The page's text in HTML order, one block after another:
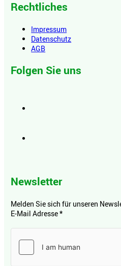
Rechtliches
Impressum
Datenschutz
AGB
Folgen Sie uns
Newsletter
Melden Sie sich für unseren
E-Mail Adresse*